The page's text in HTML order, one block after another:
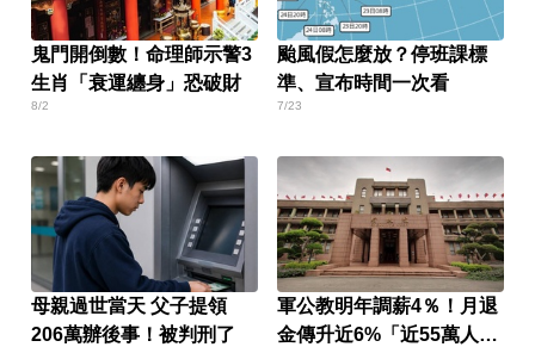
鬼門開倒數！命理師示警3
生肖「衰運纏身」恐破財
8/2
颱風假怎麼放？停班課標
準、宣布時間一次看
7/23
母親過世當天 父子提領
206萬辦後事！被判刑了
軍公教明年調薪4％！月退
金傳升近6%「近55萬人受